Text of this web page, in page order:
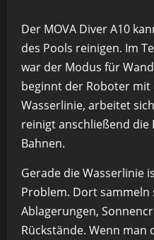
Der MOVA Diver A10
des Pools reinigen. Im
war der Modus für
beginnt der Roboter
Wasserlinie, arbeitet
reinigt anschließend
Bahnen.
Gerade die Wasserlinie
Problem. Dort sammeln
Ablagerungen,
Rückstände. Wenn man